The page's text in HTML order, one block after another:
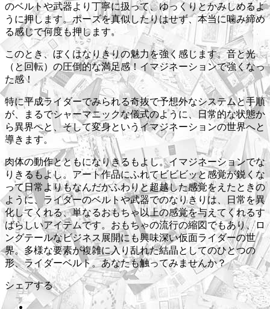
のベルトや武器より丁寧に扱って、ゆっくりとかみしめるよ
うに押します。ポーズを真似したりはせず、本当に噛み締め
る感じで何度も押します。
このとき、ぼくはなりきりの魅力を強く感じます。音と光
（と回転）の圧倒的な満足感！イマジネーションで強くなっ
た感！
特に平成ライダーでみられる奇抜で予想外なシステムと手順
が、まるでシャーマニックな儀式のように、日常的な状態か
ら異界へと、そして変身というイマジネーションの世界へと
導きます。
肉体の動作とともになりきるもよし。イマジネーションでな
りきるもよし。アート作品にふれてビビビッと感覚が鋭くな
って日常よりもなんだかふわりと超越した感覚をえたときの
ように、ライダーのベルトや武器でのなりきりは、日常を異
化してくれる、単なるおもちゃ以上の感覚を与えてくれるす
ばらしいアイテムです。おもちゃの流行の縮図でもあり、ロ
ングテールなビジネス展開にも興味深い仮面ライダーの世
界。多様な要素が複雑に入り乱れた結晶としてのひとつの
形、ライダーベルト。あなたも触ってみませんか？
シェアする